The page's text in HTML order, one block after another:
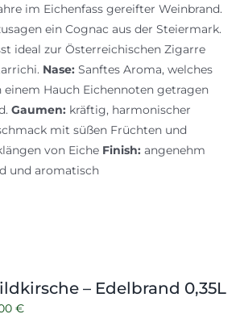
im Eichenfass gereifter Weinbrand.
ein Cognac aus der Steiermark.
ideal zur Österreichischen Zigarre
Nase:Sanftes Aroma, welches
einem Hauch Eichennoten getragen
Gaumen:kräftig, harmonischer
mit süßen Früchten und
von Eiche Finish:angenehm
und aromatisch
– Edelbrand 0,35L
€